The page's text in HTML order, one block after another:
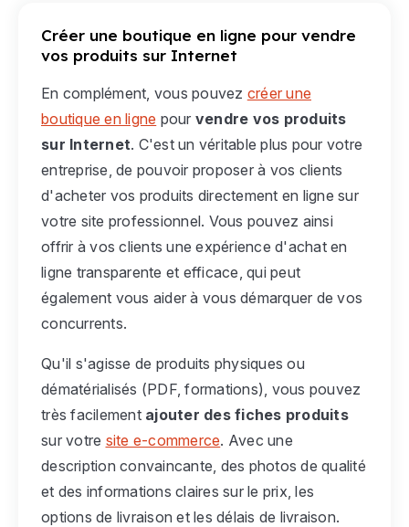
Créer une boutique en ligne pour vendre
vos produits sur Internet
En complément, vous pouvez créer une
boutique en ligne pour vendre vos produits
sur Internet. C'est un véritable plus pour votre
entreprise, de pouvoir proposer à vos clients
d'acheter vos produits directement en ligne sur
votre site professionnel. Vous pouvez ainsi
offrir à vos clients une expérience d'achat en
ligne transparente et efficace, qui peut
également vous aider à vous démarquer de vos
concurrents.
Qu'il s'agisse de produits physiques ou
dématérialisés (PDF, formations), vous pouvez
très facilement ajouter des fiches produits
sur votre site e-commerce. Avec une
description convaincante, des photos de qualité
et des informations claires sur le prix, les
options de livraison et les délais de livraison.